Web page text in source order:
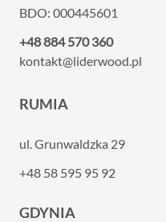
BDO: 000445601
+48 884 570 360
kontakt@liderwood.pl
RUMIA
ul. Grunwaldzka 29
+48 58 595 95 92
GDYNIA